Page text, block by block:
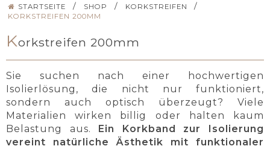
STARTSEITE / SHOP / KORKSTREIFEN /
KORKSTREIFEN 200MM
Korkstreifen 200mm
Sie suchen nach einer hochwertigen
Isolierlösung, die nicht nur funktioniert,
sondern auch optisch überzeugt? Viele
Materialien wirken billig oder halten kaum
Belastung aus.
Ein Korkband zur Isolierung
vereint natürliche Ästhetik mit funktionaler